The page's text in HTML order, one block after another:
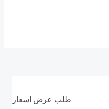
طلب عرض اسعار